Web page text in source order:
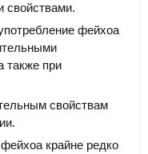
фейхоа
также при
свойствам
крайне редко